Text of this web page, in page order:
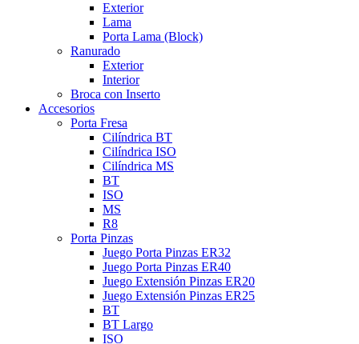
Exterior
Lama
Porta Lama (Block)
Ranurado
Exterior
Interior
Broca con Inserto
Accesorios
Porta Fresa
Cilíndrica BT
Cilíndrica ISO
Cilíndrica MS
BT
ISO
MS
R8
Porta Pinzas
Juego Porta Pinzas ER32
Juego Porta Pinzas ER40
Juego Extensión Pinzas ER20
Juego Extensión Pinzas ER25
BT
BT Largo
ISO